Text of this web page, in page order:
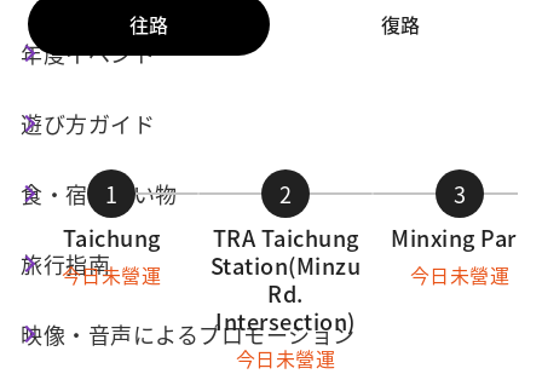
往路 復路
1
Taichung
今日未營運
2
TRA Taichung
Station(Minzu
Rd.
Intersection)
今日未營運
3
Minxing Park
今日未營運
年度イベント
遊び方ガイド
食・宿・買い物
旅行指南
映像・音声によるプロモーション